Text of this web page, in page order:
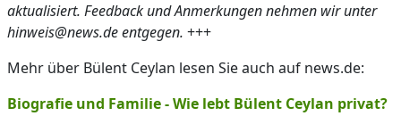
aktualisiert. Feedback und Anmerkungen nehmen wir unter
hinweis@news.de entgegen. +++
Mehr über Bülent Ceylan lesen Sie auch auf news.de:
Biografie und Familie - Wie lebt Bülent Ceylan privat?